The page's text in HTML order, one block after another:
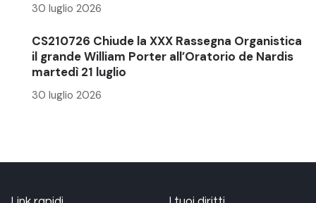
30 luglio 2026
CS210726 Chiude la XXX Rassegna Organistica
il grande William Porter all’Oratorio de Nardis
martedì 21 luglio
30 luglio 2026